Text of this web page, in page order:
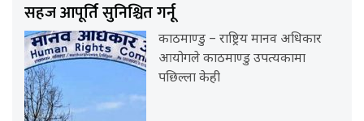
सहज आपूर्ति सुनिश्चित गर्नू
काठमाण्डु – राष्ट्रिय मानव अधिकार
आयोगले काठमाण्डु उपत्यकामा
पछिल्ला केही